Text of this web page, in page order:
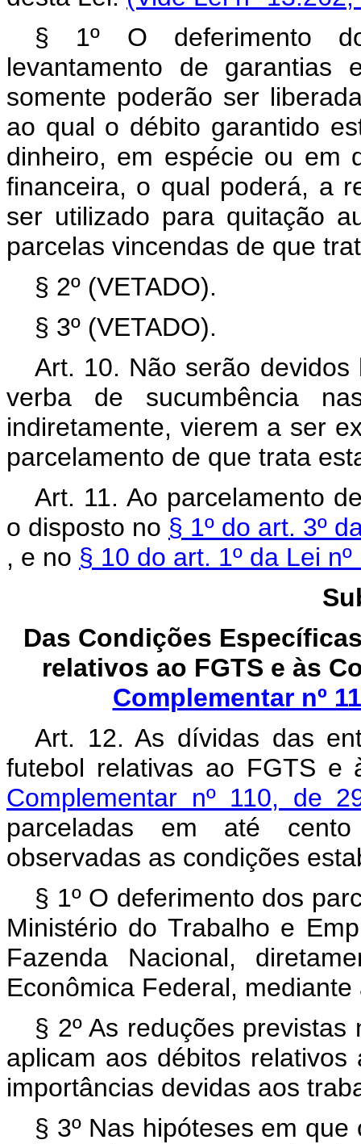
§ 1º O deferimento
levantamento de garantias
somente poderão ser
ao qual o débito garantido
dinheiro, em espécie ou em
financeira, o qual poderá, a
ser utilizado para quitação
parcelas vincendas de que
§ 2º (VETADO).
§ 3º (VETADO).
Art. 10. Não serão
verba de sucumbência
indiretamente, vierem a ser
parcelamento de que trata
Art. 11. Ao parcelamento
o disposto no § 1º do art. 3º
, e no § 10 do art. 1º da Lei
Das Condições
relativos ao FGTS e às
Complementar nº
Art. 12. As dívidas das
futebol relativas ao FGTS e
Complementar nº 110, de
parceladas em até
observadas as condições
§ 1º O deferimento dos
Ministério do Trabalho e
Fazenda Nacional,
Econômica Federal,
§ 2º As reduções
aplicam aos débitos
importâncias devidas aos
§ 3º Nas hipóteses em